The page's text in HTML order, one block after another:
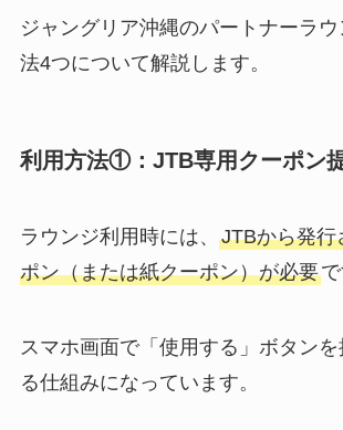
ジャングリア沖縄のパートナーラ
法4つについて解説します。
利用方法①：JTB専用クーポン
ラウンジ利用時には、 JTBから発行
ポン（または紙クーポン）が必要で
スマホ画面で「使用する」ボタン
る仕組みになっています。